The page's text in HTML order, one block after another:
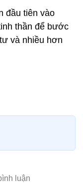
đầu tiên vào
thần để bước
và nhiều hơn